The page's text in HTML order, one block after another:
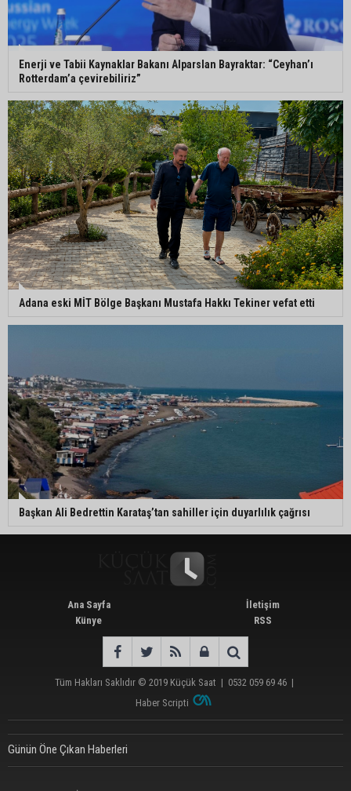
Enerji ve Tabii Kaynaklar Bakanı Alparslan Bayraktar: “Ceyhan’ı
Rotterdam’a çevirebiliriz”
Adana eski MİT Bölge Başkanı Mustafa Hakkı Tekiner vefat etti
Başkan Ali Bedrettin Karataş’tan sahiller için duyarlılık çağrısı
Ana Sayfa
Künye
İletişim
RSS
Tüm Hakları Saklıdır © 2019 Küçük Saat | 0532 059 69 46 |
Haber Scripti
Günün Öne Çıkan Haberleri